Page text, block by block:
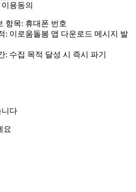
용동의
항목: 휴대폰 번호
: 이로움돌봄 앱 다운로드 메시지 발
: 수집 목적 달성 시 즉시 파기
니다
요